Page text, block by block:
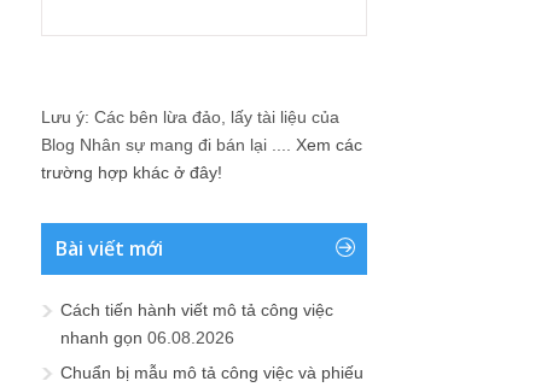
Lưu ý: Các bên lừa đảo, lấy tài liệu của
Blog Nhân sự mang đi bán lại .... Xem các
trường hợp khác ở đây!
Bài viết mới
Cách tiến hành viết mô tả công việc
nhanh gọn 06.08.2026
Chuẩn bị mẫu mô tả công việc và phiếu